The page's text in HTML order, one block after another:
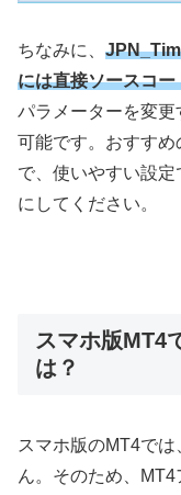
ちなみに、
には直接ソースコ
パラメーターを変
可能です。おすす
で、使いやすい設
にしてください。
スマホ版MT4
は？
スマホ版のMT4では
ん。そのため、
MT4